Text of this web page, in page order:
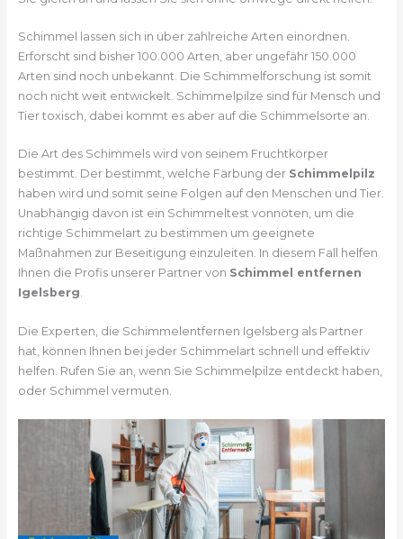
Schimmel lassen sich in über zahlreiche Arten einordnen.
Erforscht sind bisher 100.000 Arten, aber ungefähr 150.000
Arten sind noch unbekannt. Die Schimmelforschung ist somit
noch nicht weit entwickelt. Schimmelpilze sind für Mensch und
Tier toxisch, dabei kommt es aber auf die Schimmelsorte an.
Die Art des Schimmels wird von seinem Fruchtkörper
bestimmt. Der bestimmt, welche Färbung der Schimmelpilz
haben wird und somit seine Folgen auf den Menschen und Tier.
Unabhängig davon ist ein Schimmeltest vonnöten, um die
richtige Schimmelart zu bestimmen um geeignete
Maßnahmen zur Beseitigung einzuleiten. In diesem Fall helfen
Ihnen die Profis unserer Partner von Schimmel entfernen
Igelsberg.
Die Experten, die Schimmelentfernen Igelsberg als Partner
hat, können Ihnen bei jeder Schimmelart schnell und effektiv
helfen. Rufen Sie an, wenn Sie Schimmelpilze entdeckt haben,
oder Schimmel vermuten.